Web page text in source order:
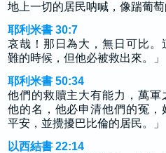
地上一切的居民呐喊，像踹葡萄
耶利米書 30:7
哀哉！那日為大，無日可比。
難的時候，但他必被救出來。」
耶利米書 50:34
他們的救贖主大有能力，萬軍
他的名，他必申清他們的冤，
平安，並攪擾巴比倫的居民。」
以西結書 22:14